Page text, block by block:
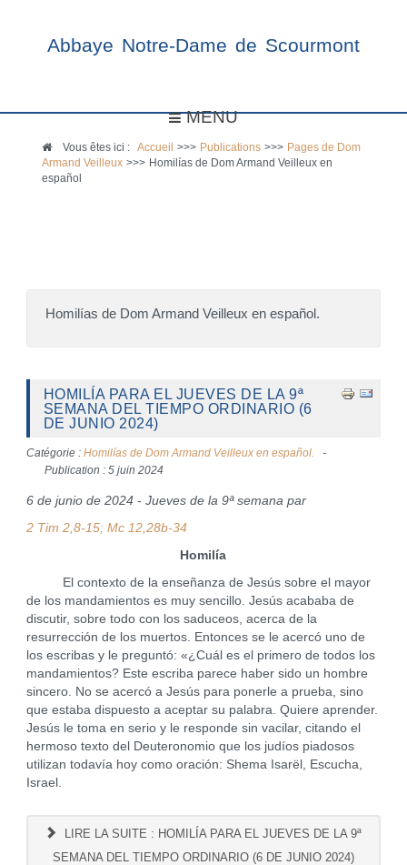
Abbaye Notre-Dame de Scourmont
MENU
Vous êtes ici :Accueil >>> Publications >>> Pages de Dom
Armand Veilleux >>> Homilías de Dom Armand Veilleux en
español
Homilías de Dom Armand Veilleux en español.
HOMILÍA PARA EL JUEVES DE LA 9ª
SEMANA DEL TIEMPO ORDINARIO (6
DE JUNIO 2024)
Catégorie : Homilías de Dom Armand Veilleux en español.
Publication : 5 juin 2024
6 de junio de 2024 - Jueves de la 9ª semana par
2 Tim 2,8-15; Mc 12,28b-34
Homilía
El contexto de la enseñanza de Jesús sobre el mayor
de los mandamientos es muy sencillo. Jesús acababa de
discutir, sobre todo con los saduceos, acerca de la
resurrección de los muertos. Entonces se le acercó uno de
los escribas y le preguntó: «¿Cuál es el primero de todos los
mandamientos? Este escriba parece haber sido un hombre
sincero. No se acercó a Jesús para ponerle a prueba, sino
que estaba dispuesto a aceptar su palabra. Quiere aprender.
Jesús le toma en serio y le responde sin vacilar, citando el
hermoso texto del Deuteronomio que los judíos piadosos
utilizan todavía hoy como oración: Shema Isarël, Escucha,
Israel.
LIRE LA SUITE : HOMILÍA PARA EL JUEVES DE LA 9ª
SEMANA DEL TIEMPO ORDINARIO (6 DE JUNIO 2024)